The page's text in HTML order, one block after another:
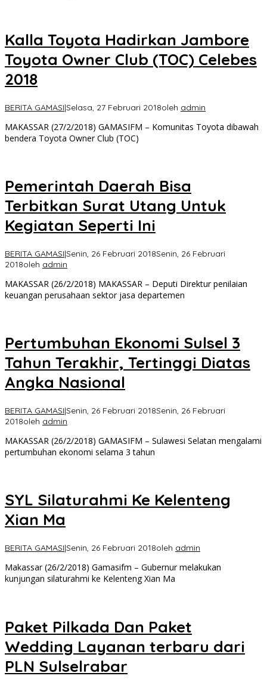
Kalla Toyota Hadirkan Jambore
Toyota Owner Club (TOC) Celebes
2018
BERITA GAMASI|Selasa, 27 Februari 2018oleh admin
MAKASSAR (27/2/2018) GAMASIFM – Komunitas Toyota dibawah
bendera Toyota Owner Club (TOC)
Pemerintah Daerah Bisa
Terbitkan Surat Utang Untuk
Kegiatan Seperti Ini
BERITA GAMASI|Senin, 26 Februari 2018Senin, 26 Februari
2018oleh admin
MAKASSAR (26/2/2018) MAKASSAR – Deputi Direktur penilaian
keuangan perusahaan sektor jasa departemen
Pertumbuhan Ekonomi Sulsel 3
Tahun Terakhir, Tertinggi Diatas
Angka Nasional
BERITA GAMASI|Senin, 26 Februari 2018Senin, 26 Februari
2018oleh admin
MAKASSAR (26/2/2018) GAMASIFM – Sulawesi Selatan mengalami
pertumbuhan ekonomi selama 3 tahun
SYL Silaturahmi Ke Kelenteng
Xian Ma
BERITA GAMASI|Senin, 26 Februari 2018oleh admin
Makassar (26/2/2018) Gamasifm – Gubernur melakukan
kunjungan silaturahmi ke Kelenteng Xian Ma
Paket Pilkada Dan Paket
Wedding Layanan terbaru dari
PLN Sulselrabar